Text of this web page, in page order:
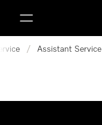
/ Assistant Service